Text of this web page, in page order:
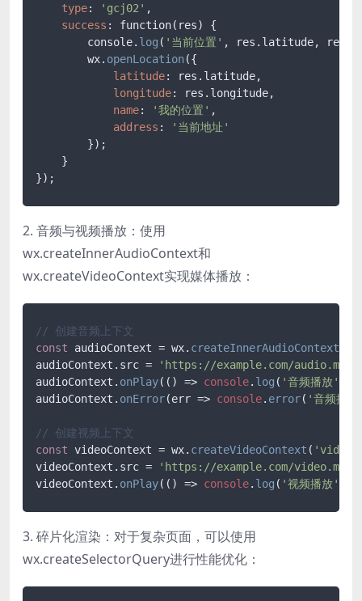
type: 'gcj02' ,
success : function(res) {
        console.
log ( '当前位置' , res.latitude,
        wx.
openLocation({
latitude: res.latitude,
longitude: res.longitude,
name: '我的位置' ,
address :
'当前地址'
        });
    }
2. 音频与视频播放：使用
wx.createInnerAudioContext和
wx.createVideoContext实现媒体播放：
// 创建音频上下文
const audioContext = wx. createInnerAudioContext
audioContext. src = 'https://example.com/audio.mp3'
audioContext. onPlay( () => console. log ( '音频播放'
audioContext. onError(err => console. error( '音频播
// 创建视频上下文
const videoContext = wx. createVideoContext (
videoContext. src = 'https://example.com/video.mp4'
videoContext. onPlay( () => console. log ( '视频播放'
3. 碎片化渲染：对于复杂页面，可以使用
wx.createSelectorQuery进行性能优化：